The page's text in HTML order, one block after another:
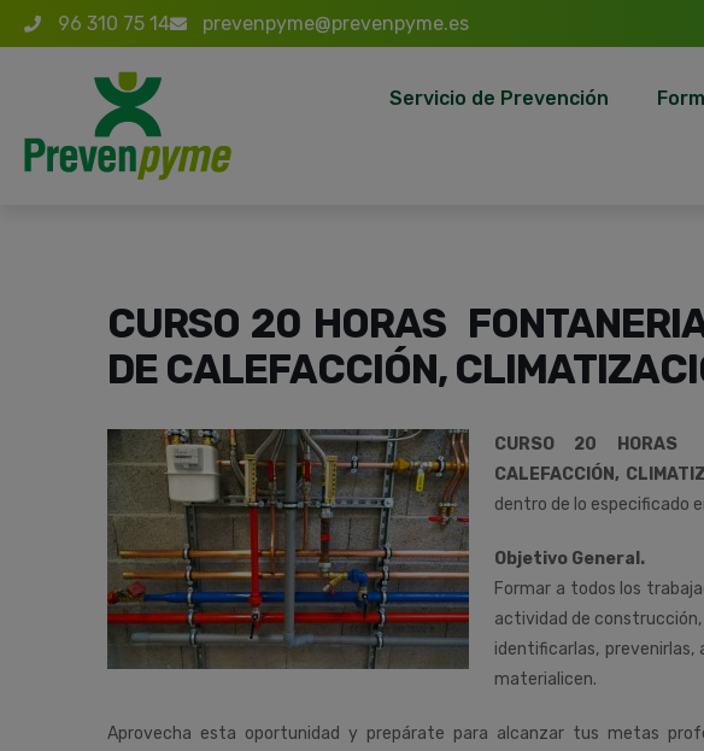
96 310 75 14 prevenpyme@prevenpyme.es
Servicio de Prevención
CURSO 20 HORAS
DE CALEFACCIÓN,
CURSO 20 HORAS
CALEFACCIÓN,
dentro de lo especificado
Objetivo General.
Formar a todos los
actividad de construcción,
identificarlas,
materialicen.
Aprovecha esta oportunidad y prepárate para alcanzar tus metas